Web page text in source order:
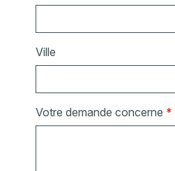
Ville
Votre demande concerne *